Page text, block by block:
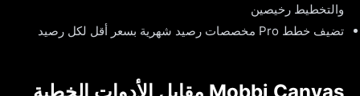
والتخطيط رخيصين
تضيف خطط Pro مخصصات رصيد شهرية بسعر أقل لكل رصيد